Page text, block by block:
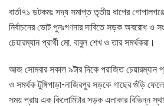
বার্তা৭১ ডটকমঃ সদ্য সমাপ্ত তৃতীয় ধাপের
নির্বাচনের ভোট পুনঃগণনার দাবিতে সড়ক অবরোধ ও
চেয়ারম্যান প্রার্থী মো. বাবুল শেখ ও তার সমর্থকরা।
আজ সোমবার সকাল ৯টার দিকে পরাজিত চেয়ারম্যান
ও সমর্থক টুঙ্গিপাড়া-নাজিরপুর সড়কে গাছের গুঁড়ি
সময় প্রায় এক কিলোমিটার সড়ক এলাকার বিভিন্ন